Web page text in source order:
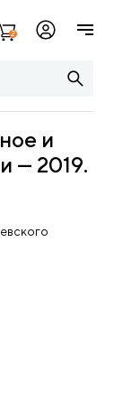
2
и
— 2019.